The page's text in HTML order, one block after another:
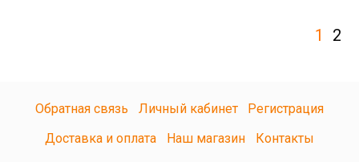
1 2
Обратная связь Личный кабинет
Регистрация
Доставка и оплата
Наш магазин
Контакты